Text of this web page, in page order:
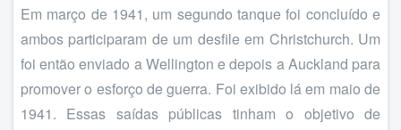
Em março de 1941, um segundo tanque foi concluído e
ambos participaram de um desfile em Christchurch. Um
foi então enviado a Wellington e depois a Auckland para
promover o esforço de guerra. Foi exibido lá em maio de
1941. Essas saídas públicas tinham o objetivo de